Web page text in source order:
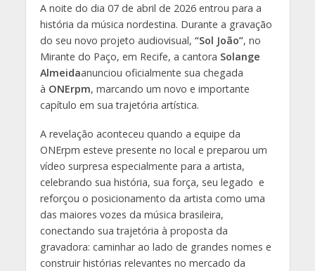
A noite do dia 07 de abril de 2026 entrou para a
história da música nordestina. Durante a gravação
do seu novo projeto audiovisual, “Sol João”, no
Mirante do Paço, em Recife, a cantora Solange
Almeidaanunciou oficialmente sua chegada
à ONErpm, marcando um novo e importante
capítulo em sua trajetória artística.
A revelação aconteceu quando a equipe da
ONErpm esteve presente no local e preparou um
vídeo surpresa especialmente para a artista,
celebrando sua história, sua força, seu legado e
reforçou o posicionamento da artista como uma
das maiores vozes da música brasileira,
conectando sua trajetória à proposta da
gravadora: caminhar ao lado de grandes nomes e
construir histórias relevantes no mercado da